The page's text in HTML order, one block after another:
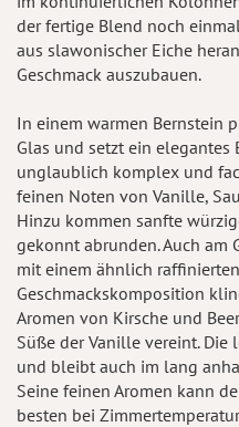
der fertige Blend noch
aus slawonischer Eiche
Geschmack auszubauen.
In einem warmen Bernstein
Glas und setzt ein elegantes
unglaublich komplex und
feinen Noten von Vanille,
Hinzu kommen sanfte
gekonnt abrunden. Auch am
mit einem ähnlich
Geschmackskomposition
Aromen von Kirsche und
Süße der Vanille vereint.
und bleibt auch im lang
Seine feinen Aromen kann
besten bei